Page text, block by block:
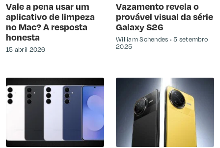
Vale a pena usar um
aplicativo de limpeza
no Mac? A resposta
honesta
15 abril 2026
Vazamento revela o
provável visual da série
Galaxy S26
William Schendes
5 setembro
2025